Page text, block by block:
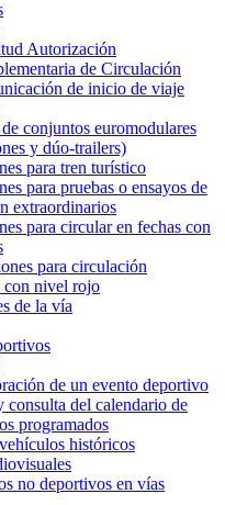
Autorización
de Circulación
de inicio de viaje
conjuntos euromodulares
y dúo-trailers)
para tren turístico
para pruebas o ensayos de
extraordinarios
para circular en fechas con
para circulación
con nivel rojo
de la vía
de un evento deportivo
consulta del calendario de
programados
históricos
no deportivos en vías